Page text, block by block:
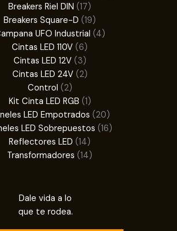
Breakers Riel DIN 1717
productos
Breakers Square-D 1919
productos
UFO Industrial 44
Cintas LED 110V 66
productos
Cintas LED 12V 33
productos
Cintas LED 24V 22
Control 22
productos
Kit Cinta LED RGB 11
producto
LED Empotrados 2020
productos
LED Sobrepuestos 1616
Reflectores LED 1414
productos
Transformadores 1414
Dale vida a lo
que te rodea.